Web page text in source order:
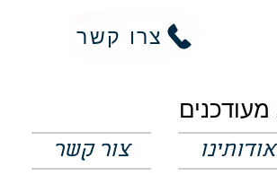
צרו קשר
אודותינו צור קשר